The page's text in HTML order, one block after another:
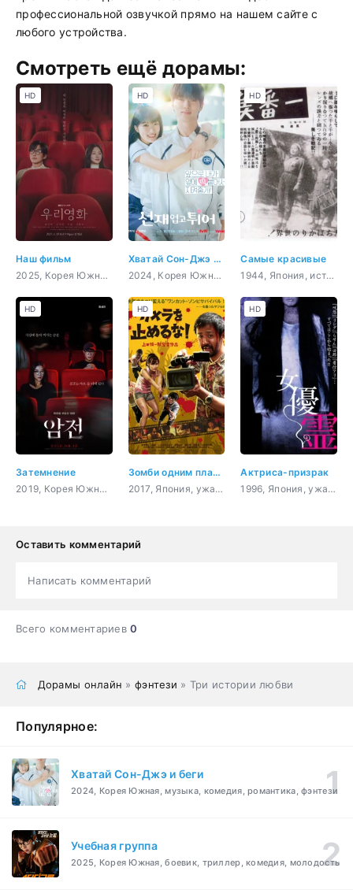
профессиональной озвучкой прямо на нашем сайте с
любого устройства.
Смотреть ещё дорамы:
Наш фильм
2025, Корея Южная, романтика, повседневность, мелодрама
HD
Хватай Сон-Джэ и беги
2024, Корея Южная, музыка, комедия, романтика, фэнтези
HD
Самые красивые
1944, Япония, история, повседневность, драма, война
HD
Затемнение
2019, Корея Южная, мистика, ужасы, сверхъестественное
HD
Зомби одним планом!
2017, Япония, ужасы, комедия
HD
Актриса-призрак
1996, Япония, ужасы, психология, сверхъестественное
HD
Оставить комментарий
Написать комментарий
Всего комментариев0
Дорамы онлайн »фэнтези » Три истории любви
Популярное:
Хватай Сон-Джэ и беги
2024, Корея Южная, музыка, комедия, романтика, фэнтези
Учебная группа
2025, Корея Южная, боевик, триллер, комедия, молодость